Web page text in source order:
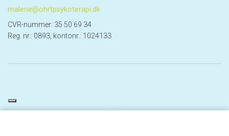
malene@ohrtpsykoterapi.dk
CVR-nummer: 35 50 69 34
Reg. nr.: 0893, kontonr.: 1024133
Cookiepolitik